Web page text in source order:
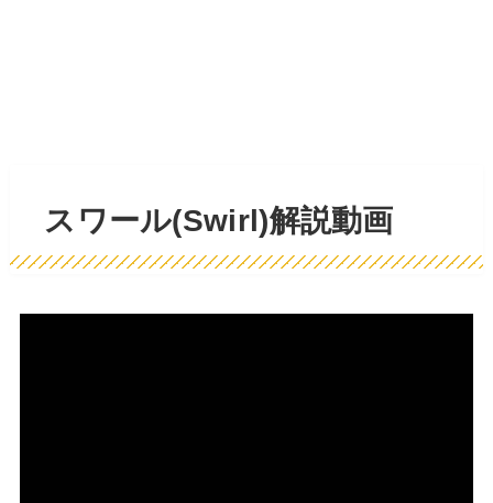
スワール(Swirl)解説動画